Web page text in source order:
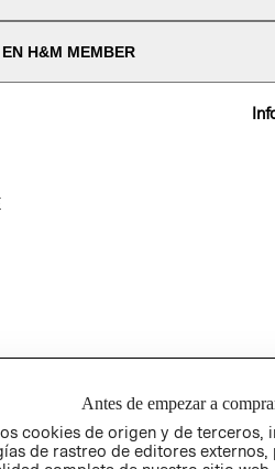
H&M MEMBER
Antes de empezar a
cookies de origen y de terceros,
de rastreo de editores externos,